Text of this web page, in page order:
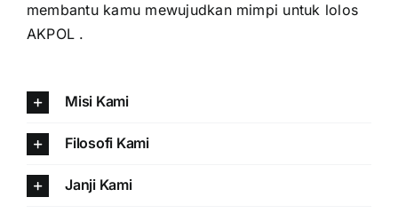
membantu kamu mewujudkan mimpi untuk lolos
AKPOL .
Misi Kami
Filosofi Kami
Janji Kami